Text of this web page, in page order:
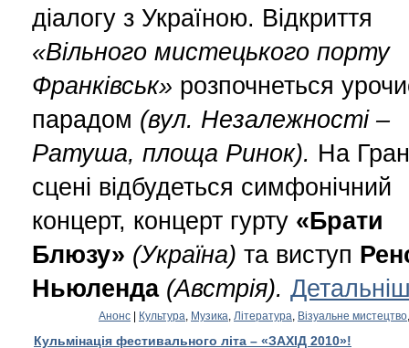
діалогу з Україною. Відкриття
«Вільного мистецького порту
Франківськ» розпочнеться
парадом (вул. Незалежності –
Ратуша, площа Ринок). На
сцені відбудеться симфонічний
концерт, концерт гурту «Брати
Блюзу» (Україна) та виступ
Ньюленда (Австрія).
Анонс Культура, Музика, Література, Візуальне мистецтво
Кульмінація фестивального літа – «ЗАХІД 2010»!